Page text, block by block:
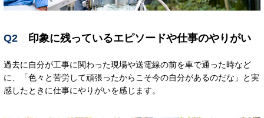
Q2 印象に残っているエピソードや仕事のやりがい
過去に自分が工事に関わった現場や送電線の前を車で通った時など
に、「色々と苦労して頑張ったからこそ今の自分があるのだな」と実
感したときに仕事にやりがいを感じます。